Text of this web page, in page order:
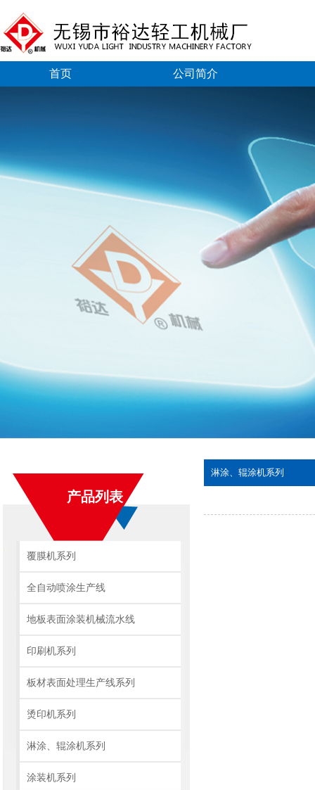
首页 公司简介
产品列表
覆膜机系列
全自动喷涂生产线
地板表面涂装机械流水线
印刷机系列
板材表面处理生产线系列
烫印机系列
淋涂、辊涂机系列
涂装机系列
淋涂、辊涂机系列